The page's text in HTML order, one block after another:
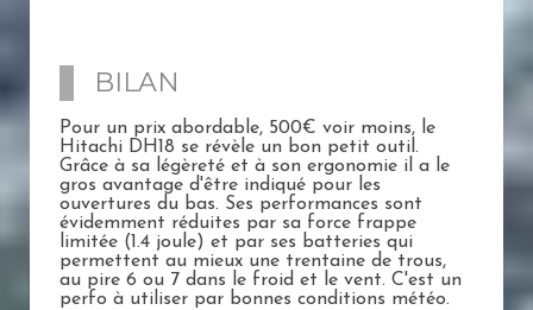
BILAN
Pour un prix abordable, 500€ voir moins, le
Hitachi DH18 se révèle un bon petit outil.
Grâce à sa légèreté et à son ergonomie il a le
gros avantage d'être indiqué pour les
ouvertures du bas. Ses performances sont
évidemment réduites par sa force frappe
limitée (1.4 joule) et par ses batteries qui
permettent au mieux une trentaine de trous,
au pire 6 ou 7 dans le froid et le vent. C'est un
perfo à utiliser par bonnes conditions météo.